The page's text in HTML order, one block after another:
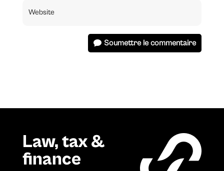
Soumettre le commentaire
Law, tax &
finance